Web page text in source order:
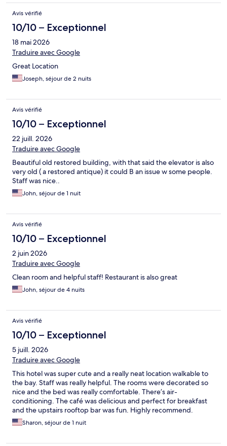
Avis vérifié
10/10 – Exceptionnel
18 mai 2026
Traduire avec Google
Great Location
Joseph, séjour de 2 nuits
Avis vérifié
10/10 – Exceptionnel
22 juill. 2026
Traduire avec Google
Beautiful old restored building, with that said the elevator is also
very old ( a restored antique) it could B an issue w some people.
Staff was nice..
John, séjour de 1 nuit
Avis vérifié
10/10 – Exceptionnel
2 juin 2026
Traduire avec Google
Clean room and helpful staff! Restaurant is also great
John, séjour de 4 nuits
Avis vérifié
10/10 – Exceptionnel
5 juill. 2026
Traduire avec Google
This hotel was super cute and a really neat location walkable to
the bay. Staff was really helpful. The rooms were decorated so
nice and the bed was really comfortable. There’s air-
conditioning. The café was delicious and perfect for breakfast
and the upstairs rooftop bar was fun. Highly recommend.
Sharon, séjour de 1 nuit